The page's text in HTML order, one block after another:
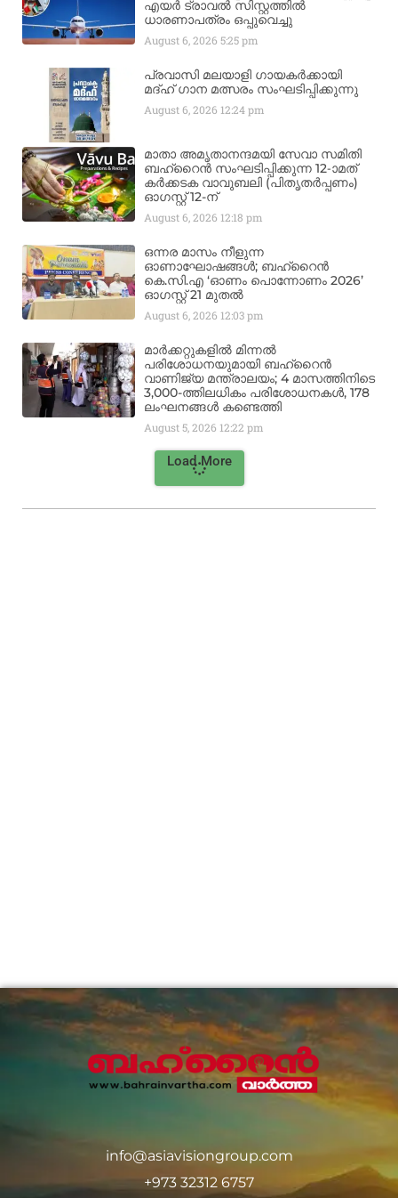
എയർ ട്രാവൽ സിസ്റ്റത്തിൽ
ധാരണാപത്രം ഒപ്പുവെച്ചു
August 6, 20265:25 pm
പ്രവാസി മലയാളി ഗായകർക്കായി
മദ്ഹ് ഗാന മത്സരം സംഘടിപ്പിക്കുന്നു
August 6, 2026 12:24 pm
മാതാ അമൃതാനന്ദമയി സേവാ സമിതി
ബഹ്‌റൈൻ സംഘടിപ്പിക്കുന്ന 12-ാമത്
കർക്കടക വാവുബലി (പിതൃതർപ്പണം)
ഓഗസ്റ്റ് 12-ന്
August 6, 2026 12:18 pm
ഒന്നര മാസം നീളുന്ന
ഓണാഘോഷങ്ങൾ; ബഹ്‌റൈൻ
കെ.സി.എ ‘ഓണം പൊന്നോണം 2026’
ഓഗസ്റ്റ് 21 മുതൽ
August 6, 2026 12:03 pm
മാർക്കറ്റുകളിൽ മിന്നൽ
പരിശോധനയുമായി ബഹ്‌റൈൻ
വാണിജ്യ മന്ത്രാലയം; 4 മാസത്തിനിടെ
3,000-ത്തിലധികം പരിശോധനകൾ, 178
ലംഘനങ്ങൾ കണ്ടെത്തി
August 5, 2026 12:22 pm
Load More
info@asiavisiongroup.com
+973 32312 6757